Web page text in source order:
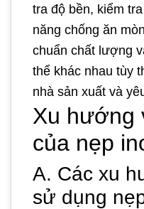
tra độ bền, kiểm
năng chống ăn
chuẩn chất lượng
thể khác nhau tùy
nhà sản xuất và
Xu hướng
của nẹp
A. Các xu
sử dụng